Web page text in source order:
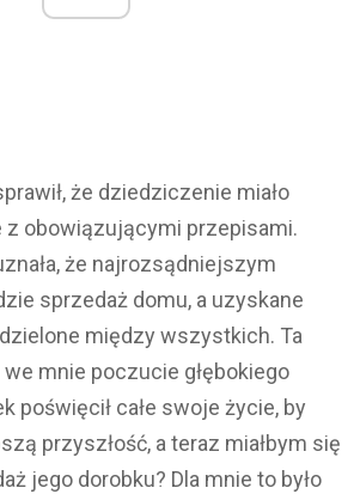
że dziedziczenie miało
z obowiązującymi przepisami.
że najrozsądniejszym
sprzedaż domu, a uzyskane
między wszystkich. Ta
we mnie poczucie głębokiego
poświęcił całe swoje życie, by
przyszłość, a teraz miałbym się
jego dorobku? Dla mnie to było